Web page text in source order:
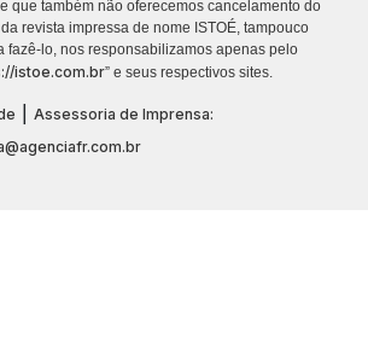
que também não oferecemos cancelamento do
revista impressa de nome ISTOÉ, tampouco
fazê-lo, nos responsabilizamos apenas pelo
istoe.com.br” e seus respectivos sites.
Assessoria de Imprensa: